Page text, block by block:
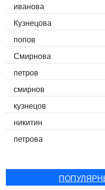
иванова
Кузнецова
попов
Смирнова
петров
смирнов
кузнецов
никитин
петрова